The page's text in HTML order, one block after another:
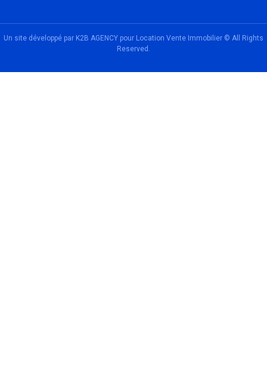
Un site développé par K2B AGENCY pour Location Vente Immobilier © All Rights
Reserved.